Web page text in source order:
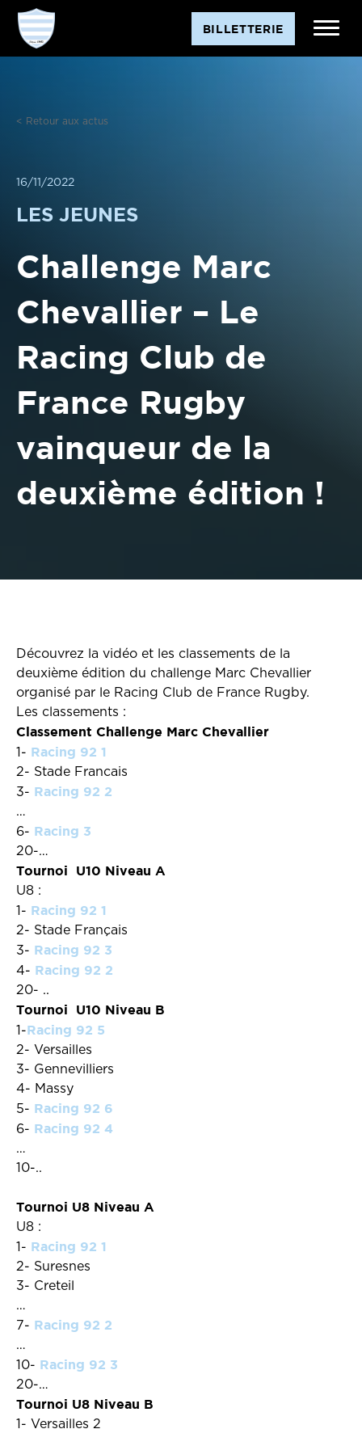
Aller
contenu
BILLETTERIE
< Retour aux actus
16/11/2022
LES JEUNES
Challenge Marc
Chevallier – Le
Racing Club de
France Rugby
vainqueur de la
deuxième édition !
Découvrez la vidéo et les classements de la
deuxième édition du challenge Marc Chevallier
organisé par le Racing Club de France Rugby.
Les classements :
Classement Challenge Marc Chevallier
1- Racing 92 1
2- Stade Francais
3- Racing 92 2
…
6- Racing 3
20-…
Tournoi U10 Niveau A
U8 :
1- Racing 92 1
2- Stade Français
3- Racing 92 3
4- Racing 92 2
20- ..
Tournoi U10 Niveau B
1-Racing 92 5
2- Versailles
3- Gennevilliers
4- Massy
5- Racing 92 6
6- Racing 92 4
…
10-..
Tournoi U8 Niveau A
U8 :
1- Racing 92 1
2- Suresnes
3- Creteil
…
7- Racing 92 2
…
10- Racing 92 3
20-…
Tournoi U8 Niveau B
1- Versailles 2